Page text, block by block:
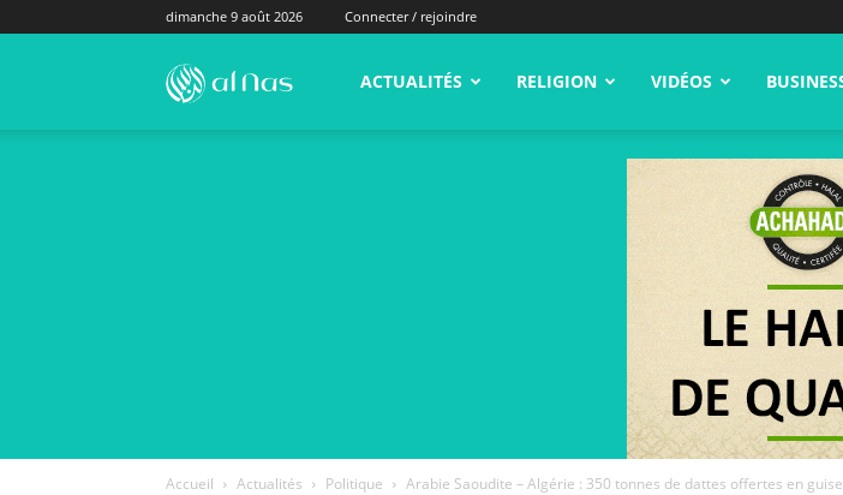
dimanche 9 août 2026 Connecter / rejoindre
alNas.fr ACTUALITÉS RELIGION VIDÉOS
Accueil Actualités Politique Arabie Saoudite – Algérie : 350 tonnes de dattes offertes en